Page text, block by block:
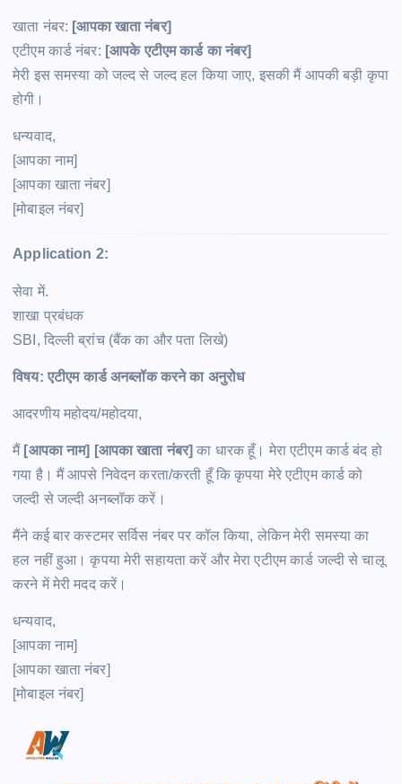
खाता नंबर: [आपका खाता नंबर]
एटीएम कार्ड नंबर: [आपके एटीएम कार्ड का नंबर]
मेरी इस समस्या को जल्द से जल्द हल किया जाए, इसकी मैं आपकी बड़ी कृपा
होगी।
धन्यवाद,
[आपका नाम]
[आपका खाता नंबर]
[मोबाइल नंबर]
Application 2:
सेवा में.
शाखा प्रबंधक
SBI, दिल्ली ब्रांच (बैंक का और पता लिखे)
विषय: एटीएम कार्ड अनब्लॉक करने का अनुरोध
आदरणीय महोदय/महोदया,
मैं [आपका नाम] [आपका खाता नंबर]का धारक हूँ। मेरा एटीएम कार्ड बंद हो
गया है। मैं आपसे निवेदन करता/करती हूँ कि कृपया मेरे एटीएम कार्ड को
जल्दी से जल्दी अनब्लॉक करें।
मैंने कई बार कस्टमर सर्विस नंबर पर कॉल किया, लेकिन मेरी समस्या का
हल नहीं हुआ। कृपया मेरी सहायता करें और मेरा एटीएम कार्ड जल्दी से चालू
करने में मेरी मदद करें।
धन्यवाद,
[आपका नाम]
[आपका खाता नंबर]
[मोबाइल नंबर]